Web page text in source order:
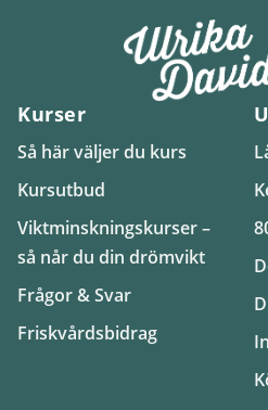
Kurser
Så här väljer du kurs
Kursutbud
Viktminskningskurser –
så når du din drömvikt
Frågor & Svar
Friskvårdsbidrag